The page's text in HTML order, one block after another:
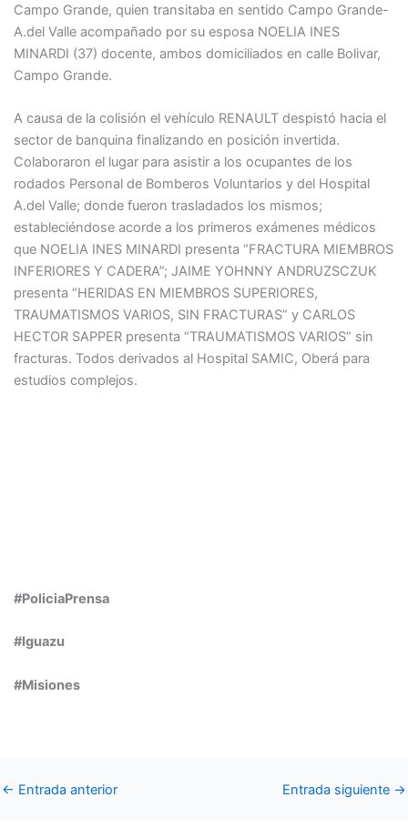
Campo Grande, quien transitaba en sentido Campo Grande-
A.del Valle acompañado por su esposa NOELIA INES
MINARDI (37) docente, ambos domiciliados en calle Bolivar,
Campo Grande.
A causa de la colisión el vehículo RENAULT despistó hacia el
sector de banquina finalizando en posición invertida.
Colaboraron el lugar para asistir a los ocupantes de los
rodados Personal de Bomberos Voluntarios y del Hospital
A.del Valle; donde fueron trasladados los mismos;
estableciéndose acorde a los primeros exámenes médicos
que NOELIA INES MINARDI presenta “FRACTURA MIEMBROS
INFERIORES Y CADERA”; JAIME YOHNNY ANDRUZSCZUK
presenta “HERIDAS EN MIEMBROS SUPERIORES,
TRAUMATISMOS VARIOS, SIN FRACTURAS” y CARLOS
HECTOR SAPPER presenta “TRAUMATISMOS VARIOS” sin
fracturas. Todos derivados al Hospital SAMIC, Oberá para
estudios complejos.
#PoliciaPrensa
#Iguazu
#Misiones
← Entrada anterior Entrada siguiente →